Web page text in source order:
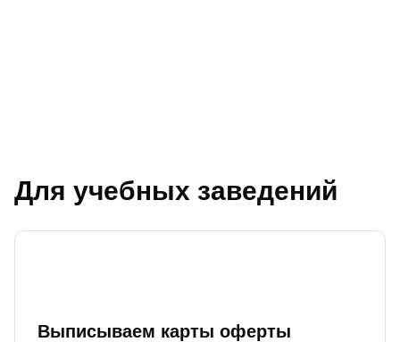
Для учебных заведений
Выписываем карты оферты